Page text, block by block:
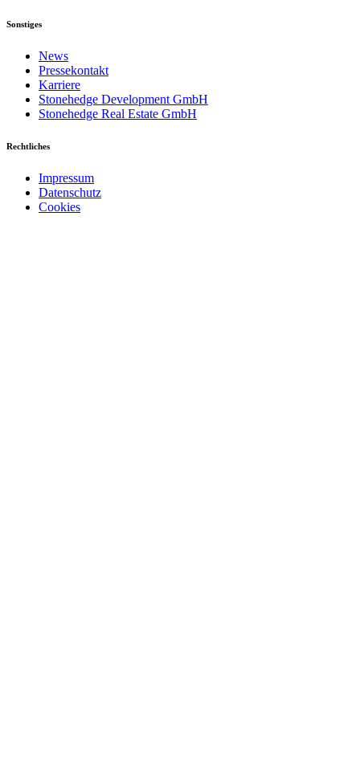
Sonstiges
News
Pressekontakt
Karriere
Stonehedge Development GmbH
Stonehedge Real Estate GmbH
Rechtliches
Impressum
Datenschutz
Cookies